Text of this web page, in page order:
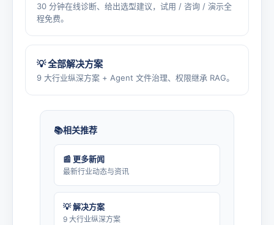
30 分钟在线诊断、给出选型建议，试用 / 咨询 / 演示全
程免费。
💡 全部解决方案
9 大行业纵深方案 + Agent 文件治理、权限继承 RAG。
相关推荐
📰 更多新闻
最新行业动态与资讯
💡 解决方案
9 大行业纵深方案